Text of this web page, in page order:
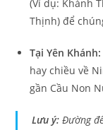
(Ví dụ: Khánh
Thịnh) để
Tại Yên Khánh:
hay chiều về
gần Cầu Non
Lưu ý: Đường